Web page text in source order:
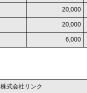
20,000
20,000
6,000
株式会社リンク